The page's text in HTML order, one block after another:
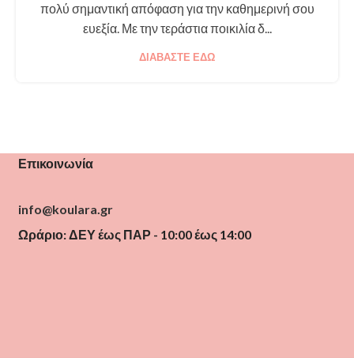
πολύ σημαντική απόφαση για την καθημερινή σου
ευεξία. Με την τεράστια ποικιλία δ...
ΔΙΑΒΆΣΤΕ ΕΔΏ
Επικοινωνία
info@koulara.gr
Ωράριο: ΔΕΥ έως ΠΑΡ - 10:00 έως 14:00